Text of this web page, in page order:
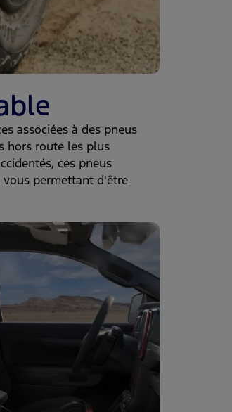
associées à des pneus
hors route les plus
ces pneus
permettant d'être